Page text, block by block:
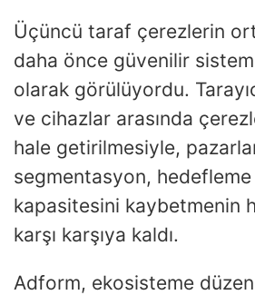
Üçüncü taraf çerezlerin
daha önce güvenilir
olarak görülüyordu.
ve cihazlar arasında
hale getirilmesiyle,
segmentasyon,
kapasitesini kaybetmenin
karşı karşıya kaldı.
Adform, ekosisteme